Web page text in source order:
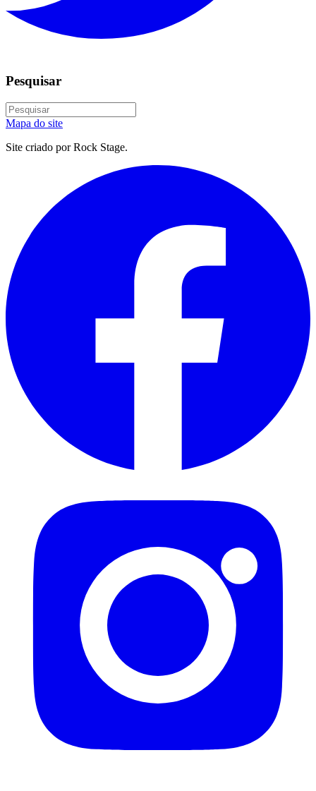
Pesquisar
Mapa do site
Site criado por Rock Stage.